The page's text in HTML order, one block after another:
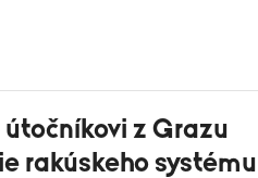
z Grazu
rakúskeho systému